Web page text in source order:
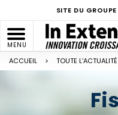
MENU
SITE DU
ACCUEIL > TOUTE L’ACTUALITÉ